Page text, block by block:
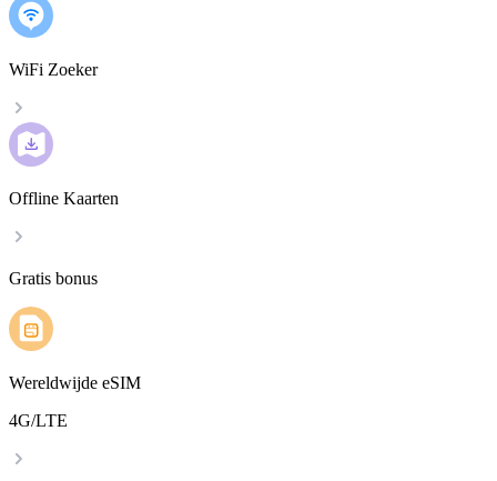
WiFi Zoeker
Offline Kaarten
Gratis bonus
Wereldwijde eSIM
4G/LTE